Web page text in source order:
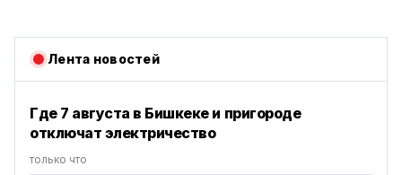
Лента новостей
Где 7 августа в Бишкеке и пригороде
отключат электричество
только что